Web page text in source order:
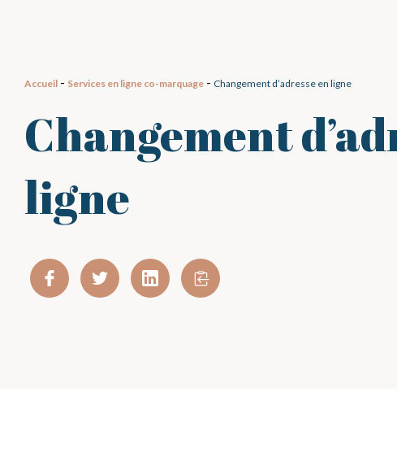
Accueil - Services en ligne co-marquage - Changement d’adresse en ligne
Changement
ligne